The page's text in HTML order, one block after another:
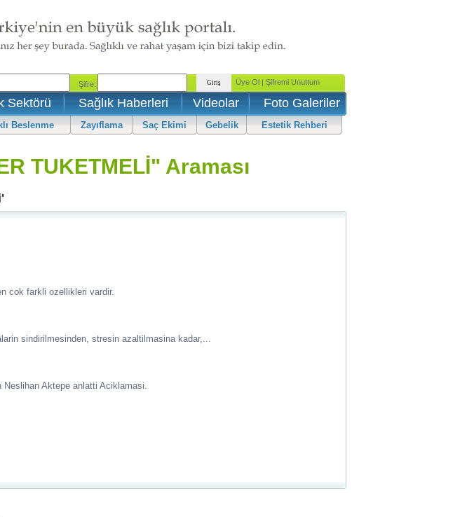
Sektörü Sağlık Haberleri Videolar Foto Galeriler
Beslenme Zayıflama Saç Ekimi Gebelik Estetik Rehberi
TUKETMELİ" Araması
cok farkli ozellikleri vardir.
sindirilmesinden, stresin azaltilmasina kadar,...
Aktepe anlatti Aciklamasi.